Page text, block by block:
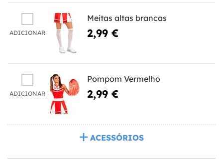
ADICIONAR
Meitas altas brancas
2,99 €
ADICIONAR
Pompom Vermelho
2,99 €
ACESSÓRIOS